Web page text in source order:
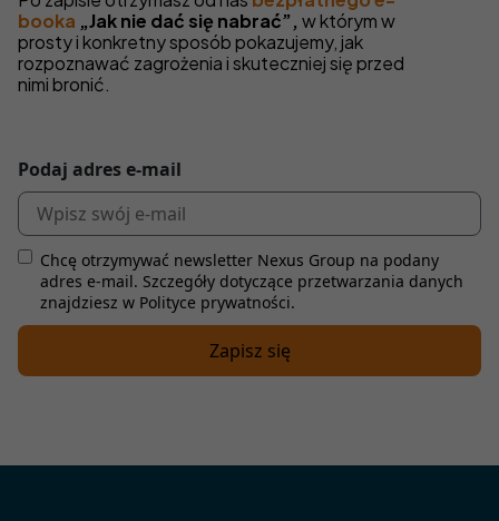
booka „Jak nie dać się nabrać”, w którym w
prosty i konkretny sposób pokazujemy, jak
rozpoznawać zagrożenia i skuteczniej się przed
nimi bronić.
Podaj adres e-mail
Chcę otrzymywać newsletter Nexus Group na podany
adres e-mail. Szczegóły dotyczące przetwarzania danych
znajdziesz w Polityce prywatności.